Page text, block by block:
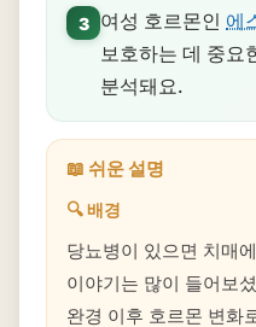
3 여성 호르몬인 에
보호하는 데 중요
분석돼요.
📖 쉬운 설명
🔍 배경
당뇨병이 있으면 치매
이야기는 많이 들어보
완경 이후 호르몬 변화